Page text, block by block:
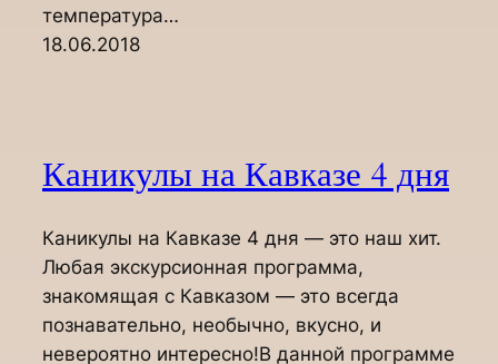
температура…
18.06.2018
Каникулы на Кавказе 4 дня
Каникулы на Кавказе 4 дня — это наш хит.
Любая экскурсионная программа,
знакомящая с Кавказом — это всегда
познавательно, необычно, вкусно, и
невероятно интересно!В данной программе